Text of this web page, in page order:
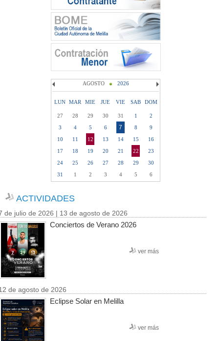
AGOSTO 2026
LUN MAR MIE JUE VIE SAB DOM
27 28 29 30 31 1
2
3
4 5 6 7 8
9
10
11 12 13 14 15
16
17
18 19 20 21 22
23
24
25 26 27 28 29
30
31
1 2 3 4 5 6
ACTIVIDADES
de julio de 2026 | 13 de agosto de 2026
Conciertos de Verano 2026
ver más
de agosto de 2026
Eclipse Solar en Melilla
ver más